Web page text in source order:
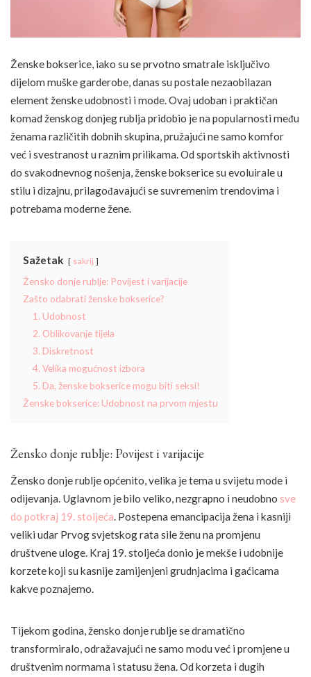
Ženske bokserice, iako su se prvotno smatrale isključivo
dijelom muške garderobe, danas su postale nezaobilazan
element ženske udobnosti i mode. Ovaj udoban i praktičan
komad ženskog donjeg rublja pridobio je na popularnosti među
ženama različitih dobnih skupina, pružajući ne samo komfor
već i svestranost u raznim prilikama. Od sportskih aktivnosti
do svakodnevnog nošenja, ženske bokserice su evoluirale u
stilu i dizajnu, prilagođavajući se suvremenim trendovima i
potrebama moderne žene.
Sažetak sakrij
Žensko donje rublje: Povijest i varijacije
Zašto odabrati ženske bokserice?
1. Udobnost
2. Oblikovanje tijela
3. Diskretnost
4. Velika mogućnost izbora
5. Da, ženske bokserice mogu biti seksi!
Ženske bokserice: Udobnost na prvom mjestu
Žensko donje rublje: Povijest i varijacije
Žensko donje rublje općenito, velika je tema u svijetu mode i
odijevanja. Uglavnom je bilo veliko, nezgrapno i neudobno sve
do potkraj 19. stoljeća. Postepena emancipacija žena i kasniji
veliki udar Prvog svjetskog rata sile ženu na promjenu
društvene uloge. Kraj 19. stoljeća donio je mekše i udobnije
korzete koji su kasnije zamijenjeni grudnjacima i gaćicama
kakve poznajemo.
Tijekom godina, žensko donje rublje se dramatično
transformiralo, odražavajući ne samo modu već i promjene u
društvenim normama i statusu žena. Od korzeta i dugih